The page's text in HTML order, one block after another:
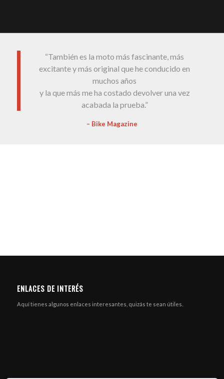
“También es la moto más fascinante, más
excitante y más original que he conducido en
muchos años
y la que más me ha costado devolver una vez
acabada la prueba.”
– Bike Magazine
ENLACES DE INTERÉS
Aquí tienes algunos enlaces interesantes, quizás te sean útiles.